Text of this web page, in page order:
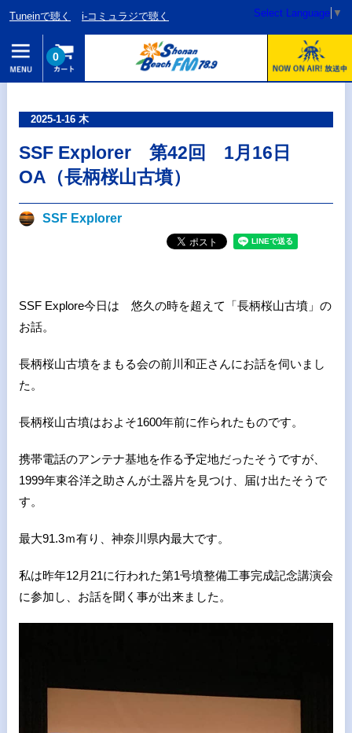
Tuneinで聴く i-コミュラジで聴く Select Language ▼
0
2025-1-16 木
SSF Explorer 第42回 1月16日
OA（長柄桜山古墳）
SSF Explorer
SSF Explore今日は 悠久の時を超えて「長柄桜山古墳」の
お話。
長柄桜山古墳をまもる会の前川和正さんにお話を伺いまし
た。
長柄桜山古墳はおよそ1600年前に作られたものです。
携帯電話のアンテナ基地を作る予定地だったそうですが、
1999年東谷洋之助さんが土器片を見つけ、届け出たそうで
す。
最大91.3ｍ有り、神奈川県内最大です。
私は昨年12月21に行われた第1号墳整備工事完成記念講演会
に参加し、お話を聞く事が出来ました。